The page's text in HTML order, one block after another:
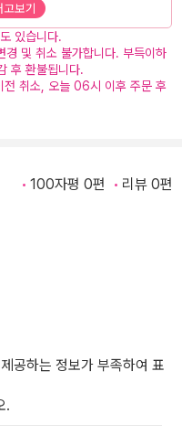
고보기
있습니다.
경 및 취소 불가합니다. 부득이하
후 환불됩니다.
취소, 오늘 06시 이후 주문 후
100자평 0편 리뷰 0편
공하는 정보가 부족하여 표
.